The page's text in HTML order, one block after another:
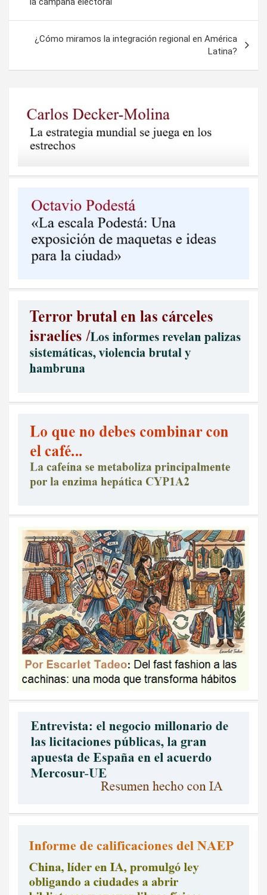
entradas
¿Cómo miramos la integración regional en América
Latina?